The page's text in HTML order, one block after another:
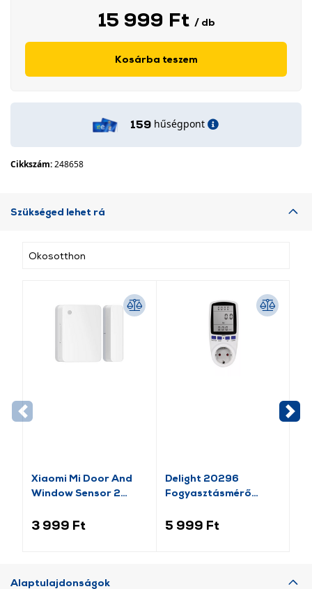
15 999 Ft / db
Kosárba teszem
159 hűségpont
Cikkszám:248658
Szükséged lehet rá
Okosotthon
Xiaomi Mi Door And
Window Sensor 2
3 999 Ft
Delight 20296
Fogyasztásmérő
funkcióval
5 999 Ft
Alaptulajdonságok